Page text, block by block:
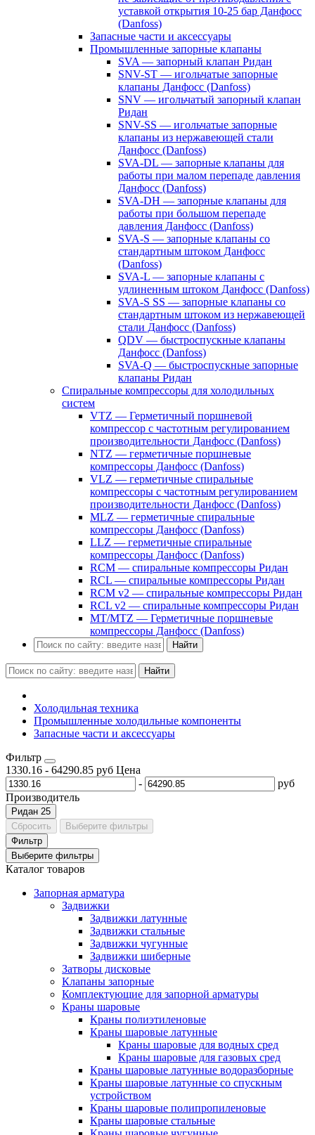
уставкой открытия 10-25 бар Данфосс
(Danfoss)
Запасные части и аксессуары
Промышленные запорные клапаны
SVA — запорный клапан Ридан
SNV-ST — игольчатые запорные
клапаны Данфосс (Danfoss)
SNV — игольчатый запорный клапан
Ридан
SNV-SS — игольчатые запорные
клапаны из нержавеющей стали
Данфосс (Danfoss)
SVA-DL — запорные клапаны для
работы при малом перепаде давления
Данфосс (Danfoss)
SVA-DH — запорные клапаны для
работы при большом перепаде
давления Данфосс (Danfoss)
SVA-S — запорные клапаны со
стандартным штоком Данфосс
(Danfoss)
SVA-L — запорные клапаны с
удлиненным штоком Данфосс (Danfoss)
SVA-S SS — запорные клапаны со
стандартным штоком из нержавеющей
стали Данфосс (Danfoss)
QDV — быстроспускные клапаны
Данфосс (Danfoss)
SVA-Q — быстроспускные запорные
клапаны Ридан
Спиральные компрессоры для холодильных
систем
VTZ — Герметичный поршневой
компрессор с частотным регулированием
производительности Данфосс (Danfoss)
NTZ — герметичные поршневые
компрессоры Данфосс (Danfoss)
VLZ — герметичные спиральные
компрессоры с частотным регулированием
производительности Данфосс (Danfoss)
MLZ — герметичные спиральные
компрессоры Данфосс (Danfoss)
LLZ — герметичные спиральные
компрессоры Данфосс (Danfoss)
RCM — спиральные компрессоры Ридан
RCL — спиральные компрессоры Ридан
RCM v2 — спиральные компрессоры Ридан
RCL v2 — спиральные компрессоры Ридан
MT/MTZ — Герметичные поршневые
компрессоры Данфосс (Danfoss)
Найти
Найти
Холодильная техника
Промышленные холодильные компоненты
Запасные части и аксессуары
Фильтр
1330.16 - 64290.85 руб Цена
-
руб
Производитель
Ридан 25
Сбросить
Выберите фильтры
Фильтр
Выберите фильтры
Каталог товаров
Запорная арматура
Задвижки
Задвижки латунные
Задвижки стальные
Задвижки чугунные
Задвижки шиберные
Затворы дисковые
Клапаны запорные
Комплектующие для запорной арматуры
Краны шаровые
Краны полиэтиленовые
Краны шаровые латунные
Краны шаровые для водных сред
Краны шаровые для газовых сред
Краны шаровые латунные водоразборные
Краны шаровые латунные со спускным
устройством
Краны шаровые полипропиленовые
Краны шаровые стальные